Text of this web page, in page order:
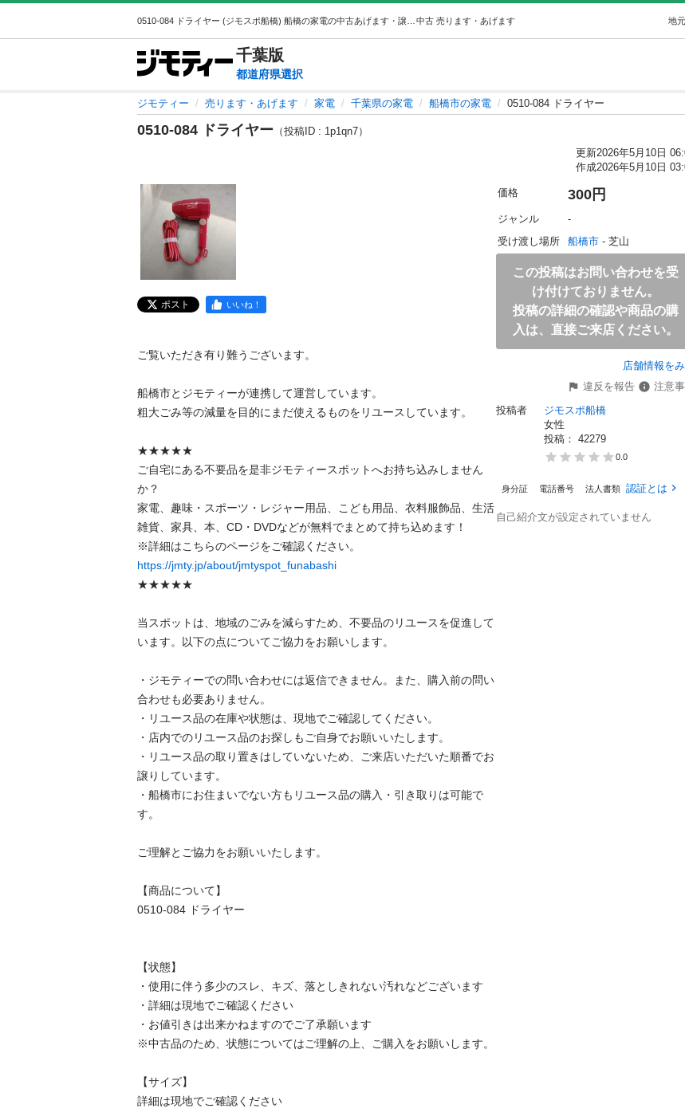
中古 売ります・あげます 地
千葉版
都道府県選択
ジモティー 売ります・あげます 家電 千葉県の家電 船橋市の家電 0510-084 ドライヤー
0510-084 ドライヤー （投稿ID : 1p1qn7）
更新2026年5月10日
作成2026年5月10日
ポスト いいね！
ご覧いただき有り難うございます。
船橋市とジモティーが連携して運営しています。
粗⼤ごみ等の減量を⽬的にまだ使えるものをリユースしています。
★★★★★
ご自宅にある不要品を是非ジモティースポットへお持ち込みしません
か？
家電、趣味・スポーツ・レジャー用品、こども用品、衣料服飾品、生活
雑貨、家具、本、CD・DVDなどが無料でまとめて持ち込めます！
https://jmty.jp/about/jmtyspot_funabashi
★★★★★
当スポットは、地域のごみを減らすため、不要品のリユースを促進して
います。以下の点についてご協力をお願いします。
・ジモティーでの問い合わせには返信できません。また、購入前の問い
合わせも必要ありません。
・リユース品の在庫や状態は、現地でご確認してください。
・店内でのリユース品のお探しもご自身でお願いいたします。
・リユース品の取り置きはしていないため、ご来店いただいた順番でお
譲りしています。
・船橋市にお住まいでない方もリユース品の購入・引き取りは可能で
す。
ご理解とご協力をお願いいたします。
【商品について】
0510-084 ドライヤー
【状態】
・使用に伴う多少のスレ、キズ、落としきれない汚れなどございます
・詳細は現地でご確認ください
・お値引きは出来かねますのでご了承願います
※中古品のため、状態についてはご理解の上、ご購入をお願いします。
【サイズ】
詳細は現地でご確認ください
価格 300円
ジャンル
-
受け渡し場所
船橋市 - 芝山
この投稿はお問い合わせを受
け付けておりません。
投稿の詳細の確認や商品の購
入は、直接ご来店ください。
店舗情報を
違反を報告
注意
投稿者
ジモスポ船橋
女性
投稿： 42279
0.0
身分証 電話番号 法人書類 認証とは
自己紹介文が設定されていません